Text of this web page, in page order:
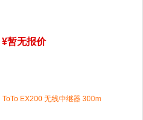
¥暂无报价
ToTo EX200 无线中继器 300m